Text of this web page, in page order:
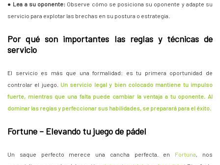
● Lea a su oponente: Observe cómo se posiciona su oponente y adapte su
servicio para explotar las brechas en su postura o estrategia.
Por qué son importantes las reglas y técnicas de
servicio
El servicio es más que una formalidad: es tu primera oportunidad de
controlar el juego. Un servicio legal y bien colocado mantiene tu impulso
fuerte, mientras que una falta puede cambiar la ventaja a tu oponente. Al
dominar las reglas y perfeccionar sus habilidades, se preparará para el éxito.
Fortune – Elevando tu juego de pádel
Un saque perfecto merece una cancha perfecta. en Fortuna, nos